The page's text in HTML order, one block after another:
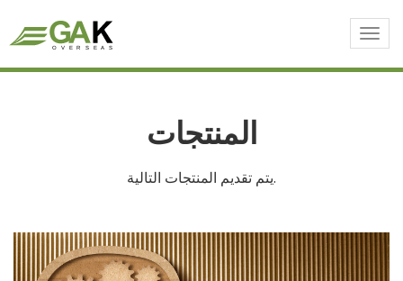
المنتجات
يتم تقديم المنتجات التالية.